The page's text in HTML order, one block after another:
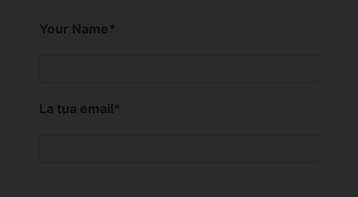
Your Name*
La tua email*